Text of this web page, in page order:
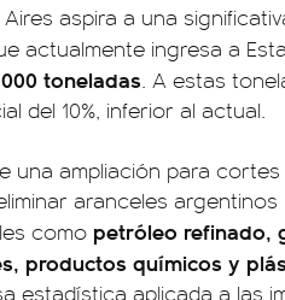
aspira a una
actualmente ingresa a
toneladas. A estas
del 10%, inferior al actual.
una ampliación para
aranceles argentinos
como petróleo refinado,
productos químicos y
estadística aplicada a las